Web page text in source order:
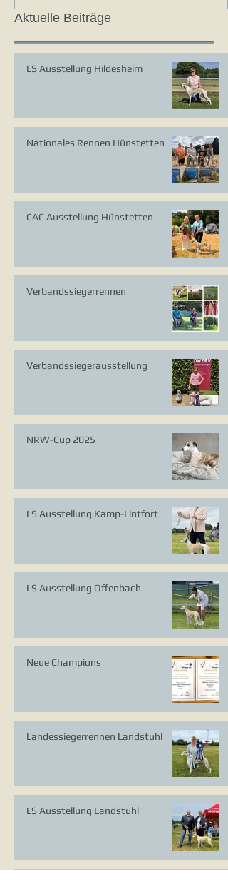
Aktuelle Beiträge
LS Ausstellung Hildesheim
Nationales Rennen Hünstetten
CAC Ausstellung Hünstetten
Verbandssiegerrennen
Verbandssiegerausstellung
NRW-Cup 2025
LS Ausstellung Kamp-Lintfort
LS Ausstellung Offenbach
Neue Champions
Landessiegerrennen Landstuhl
LS Ausstellung Landstuhl